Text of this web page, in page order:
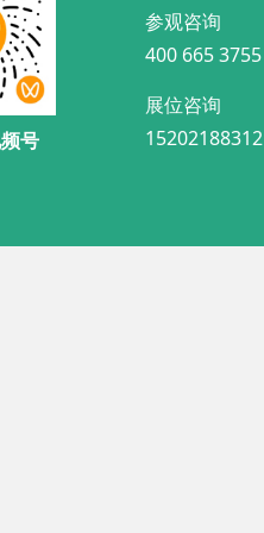
号
参观咨询
400 665 3755
展位咨询
15202188312